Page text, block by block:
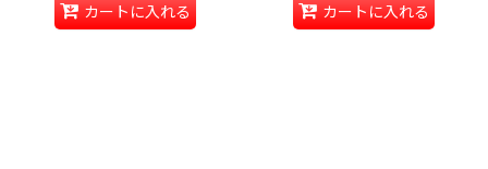
カートに入れる カートに入れる